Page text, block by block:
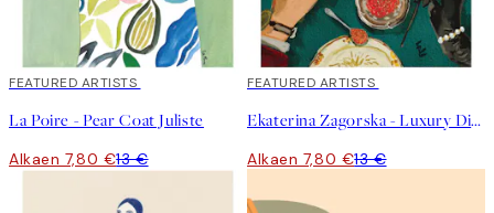
40%*
FEATURED ARTISTS
La Poire - Pear Coat Juliste
Alkaen 7,80 €13 €
40%*
FEATURED ARTISTS
Ekaterina Zagorska - Luxury Dinner Juliste
Alkaen 7,80 €13 €